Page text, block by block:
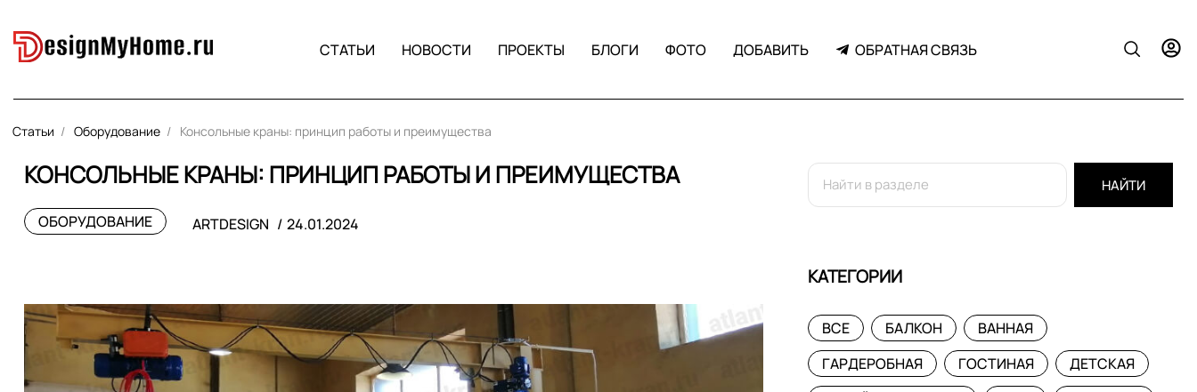
СТАТЬИ НОВОСТИ ПРОЕКТЫ БЛОГИ ФОТО ДОБАВИТЬ ОБРАТНАЯ СВЯЗЬ
Статьи Оборудование Консольные краны: принцип работы и преимущества
КОНСОЛЬНЫЕ КРАНЫ: ПРИНЦИП РАБОТЫ И ПРЕИМУЩЕСТВА
ОБОРУДОВАНИЕ ARTDESIGN 24.01.2024
НАЙТИ
КАТЕГОРИИ
ВСЕ БАЛКОН
ВАННАЯ
ГАРДЕРОБНАЯ
ГОСТИНАЯ
ДЕТСКАЯ